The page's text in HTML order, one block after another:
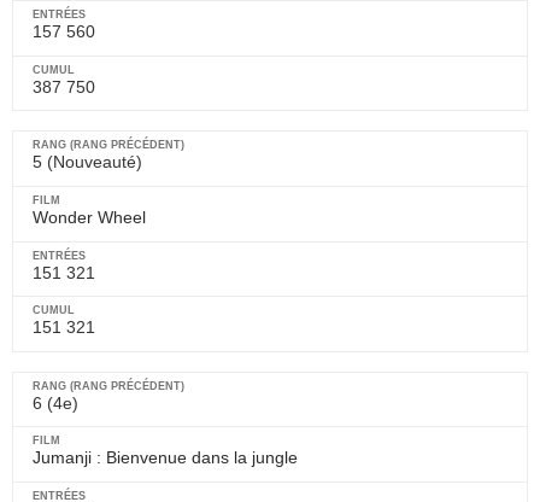
157 560
387 750
5 (Nouveauté)
Wonder Wheel
151 321
151 321
6 (4e)
Jumanji : Bienvenue dans la jungle